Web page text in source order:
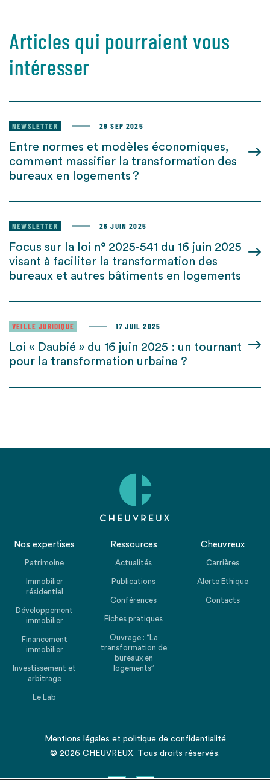
Articles qui pourraient vous
intéresser
NEWSLETTER 29 SEP 2025
Entre normes et modèles économiques,
comment massifier la transformation des
bureaux en logements ?
NEWSLETTER 26 JUIN 2025
Focus sur la loi n° 2025-541 du 16 juin 2025
visant à faciliter la transformation des
bureaux et autres bâtiments en logements
VEILLE JURIDIQUE 17 JUIL 2025
Loi « Daubié » du 16 juin 2025 : un tournant
pour la transformation urbaine ?
Nos expertises
Patrimoine
Immobilier
résidentiel
Développement
immobilier
Financement
immobilier
Investissement et
arbitrage
Le Lab
Ressources
Actualités
Publications
Conférences
Fiches pratiques
Ouvrage : “La
transformation de
bureaux en
logements”
Cheuvreux
Carrières
Alerte Ethique
Contacts
Mentions légales et politique de confidentialité
© 2026 CHEUVREUX. Tous droits réservés.